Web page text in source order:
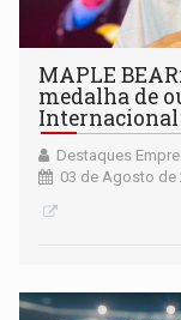
MAPLE
medalha de
Internacional
Destaques
03 de Agosto de